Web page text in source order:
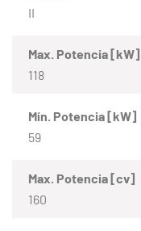
II
Max. Potencia [kW]
118
Mín. Potencia [kW]
59
Max. Potencia [cv]
160